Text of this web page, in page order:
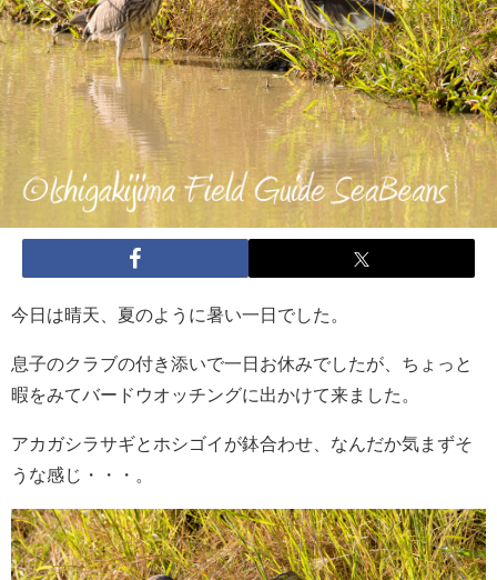
今日は晴天、夏のように暑い一日でした。
息子のクラブの付き添いで一日お休みでしたが、ちょっと
暇をみてバードウオッチングに出かけて来ました。
アカガシラサギとホシゴイが鉢合わせ、なんだか気まずそ
うな感じ・・・。